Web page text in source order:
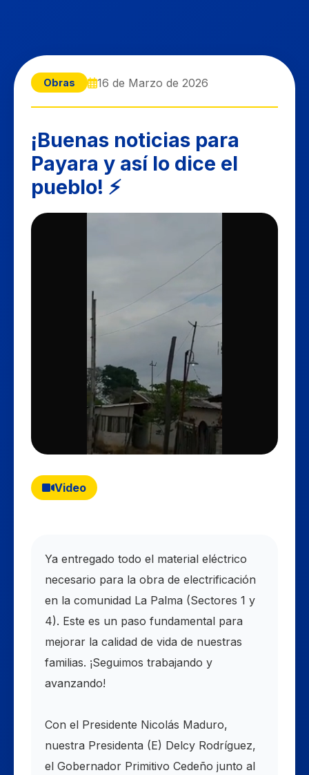
Obras 16 de Marzo de 2026
¡Buenas noticias para
Payara y así lo dice el
pueblo! ⚡
Video
Ya entregado todo el material eléctrico
necesario para la obra de electrificación
en la comunidad La Palma (Sectores 1 y
4). Este es un paso fundamental para
mejorar la calidad de vida de nuestras
familias. ¡Seguimos trabajando y
avanzando!
Con el Presidente Nicolás Maduro,
nuestra Presidenta (E) Delcy Rodríguez,
el Gobernador Primitivo Cedeño junto al